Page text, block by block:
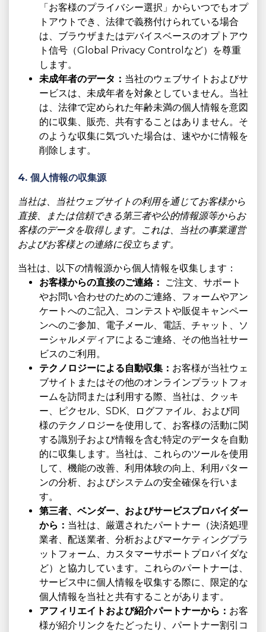
「お客様のプライバシー選択」からいつでもオプ
トアウトでき、法律で義務付けられている場合
は、ブラウザまたはデバイスベースのオプトアウ
ト信号（Global Privacy Controlなど）を尊重
します。
未成年者のデータ： 当社のウェブサイトおよびサ
ービスは、未成年者を対象としていません。当社
は、法律で定められた年齢未満の個人情報を意図
的に収集、販売、共有することはありません。そ
のような収集に気づいた場合は、速やかに情報を
削除します。
4. 個人情報の収集源
当社は、当社ウェブサイトの利用を通じてお客様から
直接、または信頼できる第三者や公的情報源等からお
客様のデータを取得します。これは、当社の事業運営
およびお客様との連絡に役立ちます。
当社は、以下の情報源から個人情報を収集します：
お客様からの直接のご連絡：
ご注文、サポート
やお問い合わせのためのご連絡、フォームやアン
ケートへのご記入、コンテストや販促キャンペー
ンへのご参加、電子メール、電話、チャット、ソ
ーシャルメディアによるご連絡、その他当社サー
ビスのご利用。
テクノロジーによる自動収集： お客様が当社ウェ
ブサイトまたはその他のオンラインプラットフォ
ームを訪問または利用する際、当社は、クッキ
ー、ピクセル、SDK、ログファイル、および同
様のテクノロジーを使用して、お客様の活動に関
する識別子および情報を含む特定のデータを自動
的に収集します。当社は、これらのツールを使用
して、機能の改善、利用体験の向上、利用パター
ンの分析、およびシステムの安全確保を行いま
す。
第三者、ベンダー、およびサービスプロバイダー
から： 当社は、厳選されたパートナー（決済処理
業者、配送業者、分析およびマーケティングプラ
ットフォーム、カスタマーサポートプロバイダな
ど）と協力しています。これらのパートナーは、
サービス中に個人情報を収集する際に、限定的な
個人情報を当社と共有することがあります。
アフィリエイトおよび紹介パートナーから： お客
様が紹介リンクをたどったり、パートナー割引コ